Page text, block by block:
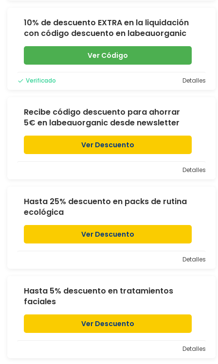
10% de descuento EXTRA en la liquidación
con código descuento en labeauorganic
Ver Código
Verificado Detalles
Recibe código descuento para ahorrar
5€ en labeauorganic desde newsletter
Ver Descuento
Detalles
Hasta 25% descuento en packs de rutina
ecológica
Ver Descuento
Detalles
Hasta 5% descuento en tratamientos
faciales
Ver Descuento
Detalles